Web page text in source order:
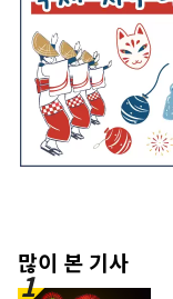
많이 본 기사